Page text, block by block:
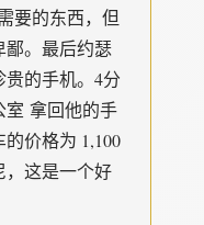
要的东西，但
鄙。最后约瑟
的手机。4分
室 拿回他的手
价格为 1,100
，这是一个好